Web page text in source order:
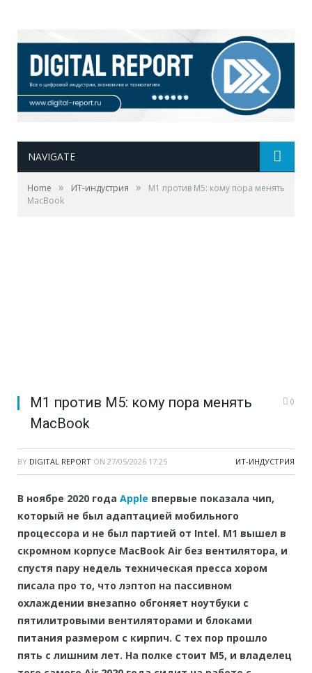
NAVIGATE
Home » ИТ-индустрия »
M1 против M5: кому пора менять
MacBook
M1 против M5: кому пора менять
MacBook
0
BY DIGITAL REPORT ON 27/05/2026 17:25 ИТ-ИНДУСТРИЯ
В ноябре 2020 года Apple впервые показала чип,
который не был адаптацией мобильного
процессора и не был партией от Intel. M1 вышел в
скромном корпусе MacBook Air без вентилятора, и
спустя пару недель техническая пресса хором
писала про то, что лэптоп на пассивном
охлаждении внезапно обгоняет ноутбуки с
пятилитровыми вентиляторами и блоками
питания размером с кирпич. С тех пор прошло
пять с лишним лет. На полке стоит M5, и владелец